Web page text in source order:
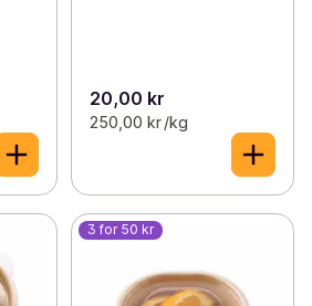
20,00 kr
250,00 kr /kg
3 for 50 kr